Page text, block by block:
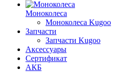
Моноколеса
Моноколеса Kugoo
Запчасти
Запчасти Kugoo
Аксессуары
Сертификат
АКБ